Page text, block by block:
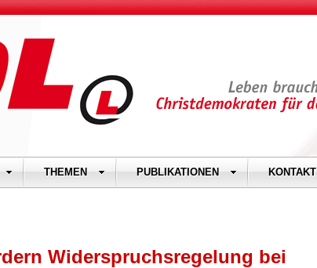
THEMEN PUBLIKATIONEN KONTAKT
Widerspruchsregelung bei